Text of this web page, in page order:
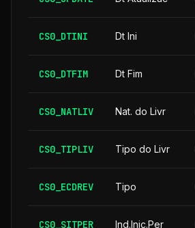
CS0_DTINI Dt Ini
CS0_DTFIM Dt Fim
CS0_NATLIV Nat. do Livr
CS0_TIPLIV Tipo do Livr
CS0_ECDREV Tipo
CS0_SITPER Ind.Inic.Per